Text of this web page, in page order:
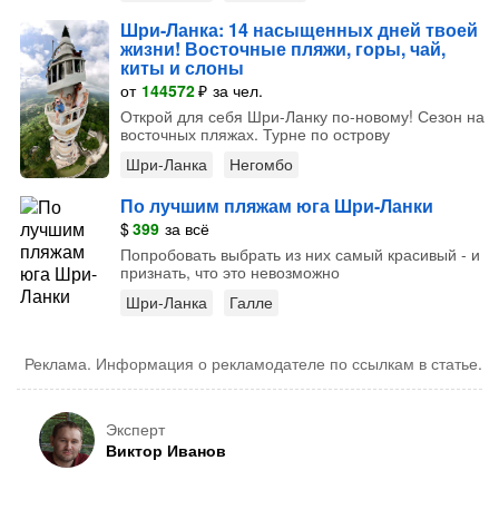
Шри-Ланка: 14 насыщенных дней твоей
жизни! Восточные пляжи, горы, чай,
киты и слоны
от 144572₽ за чел.
Открой для себя Шри-Ланку по-новому! Сезон на
восточных пляжах. Турне по острову
Шри-Ланка
Негомбо
По лучшим пляжам юга Шри-Ланки
$399 за всё
Попробовать выбрать из них самый красивый - и
признать, что это невозможно
Шри-Ланка
Галле
Реклама. Информация о рекламодателе по ссылкам в статье.
Эксперт
Виктор Иванов